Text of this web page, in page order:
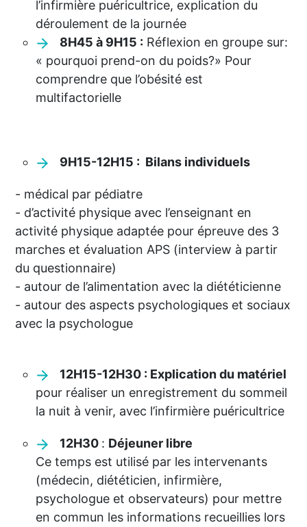
l’infirmière puéricultrice, explication du
déroulement de la journée
8H45 à 9H15 : Réflexion en groupe sur:
« pourquoi prend-on du poids?» Pour
comprendre que l’obésité est
multifactorielle
9H15-12H15 : Bilans individuels
- médical par pédiatre
- d’activité physique avec l’enseignant en
activité physique adaptée pour épreuve des 3
marches et évaluation APS (interview à partir
du questionnaire)
- autour de l’alimentation avec la diététicienne
- autour des aspects psychologiques et sociaux
avec la psychologue
12H15-12H30 : Explication du matériel
pour réaliser un enregistrement du sommeil
la nuit à venir, avec l’infirmière puéricultrice
12H30 : Déjeuner libre
Ce temps est utilisé par les intervenants
(médecin, diététicien, infirmière,
psychologue et observateurs) pour mettre
en commun les informations recueillies lors